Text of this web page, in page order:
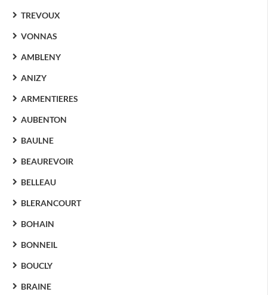
TREVOUX
VONNAS
AMBLENY
ANIZY
ARMENTIERES
AUBENTON
BAULNE
BEAUREVOIR
BELLEAU
BLERANCOURT
BOHAIN
BONNEIL
BOUCLY
BRAINE